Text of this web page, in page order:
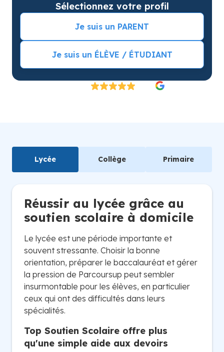
Sélectionnez votre profil
Je suis un PARENT
Je suis un ÉLÈVE / ÉTUDIANT
Lycée Collège Primaire
Réussir au lycée grâce au
soutien scolaire à domicile
Le lycée est une période importante et
souvent stressante. Choisir la bonne
orientation, préparer le baccalauréat et gérer
la pression de Parcoursup peut sembler
insurmontable pour les élèves, en particulier
ceux qui ont des difficultés dans leurs
spécialités.
Top Soutien Scolaire offre plus
qu'une simple aide aux devoirs